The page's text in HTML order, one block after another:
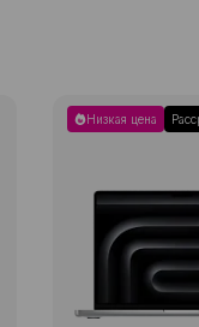
Низкая цена